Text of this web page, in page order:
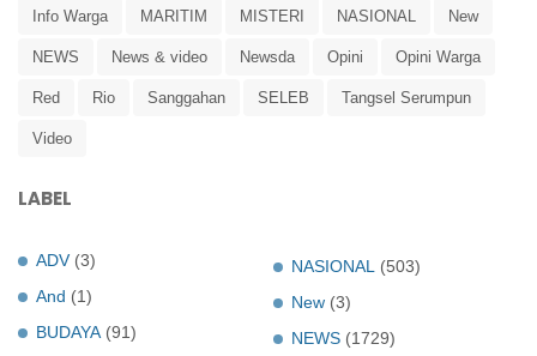
Info Warga MARITIM MISTERI NASIONAL New
NEWS News & video Newsda Opini Opini Warga
Red Rio Sanggahan SELEB Tangsel Serumpun
Video
LABEL
ADV (3)
And (1)
BUDAYA (91)
NASIONAL
(503)
New (3)
NEWS (1729)